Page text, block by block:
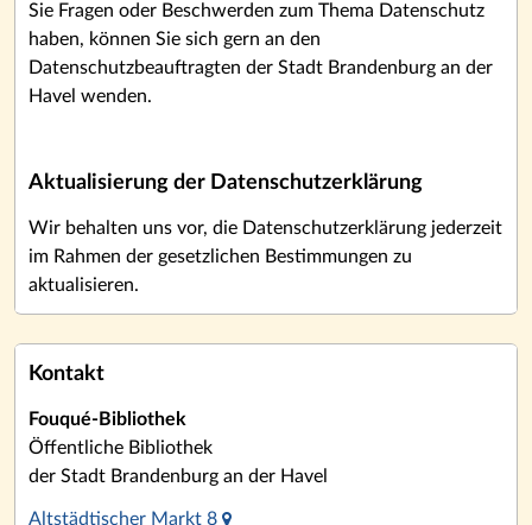
Sie Fragen oder Beschwerden zum Thema Datenschutz
haben, können Sie sich gern an den
Datenschutzbeauftragten der Stadt Brandenburg an der
Havel wenden.
Aktualisierung der Datenschutzerklärung
Wir behalten uns vor, die Datenschutzerklärung jederzeit
im Rahmen der gesetzlichen Bestimmungen zu
aktualisieren.
Kontakt
Fouqué-Bibliothek
Öffentliche Bibliothek
der Stadt Brandenburg an der Havel
Altstädtischer Markt 8